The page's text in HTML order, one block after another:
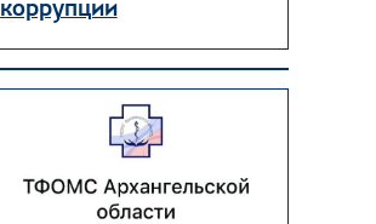
коррупции